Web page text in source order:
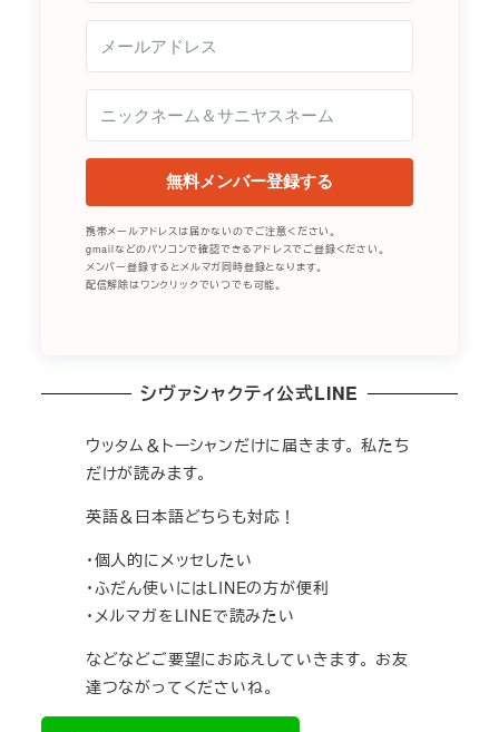
無料メンバー登録する
携帯メールアドレスは届かないのでご注意ください。
gmailなどのパソコンで確認できるアドレスでご登録ください。
メンバー登録するとメルマガ同時登録となります。
配信解除はワンクリックでいつでも可能。
シヴァシャクティ公式LINE
ウッタム＆トーシャンだけに届きます。 私たち
だけが読みます。
英語＆日本語どちらも対応！
・個人的にメッセしたい
・ふだん使いにはLINEの方が便利
・メルマガをLINEで読みたい
などなどご要望にお応えしていきます。 お友
達つながってくださいね。